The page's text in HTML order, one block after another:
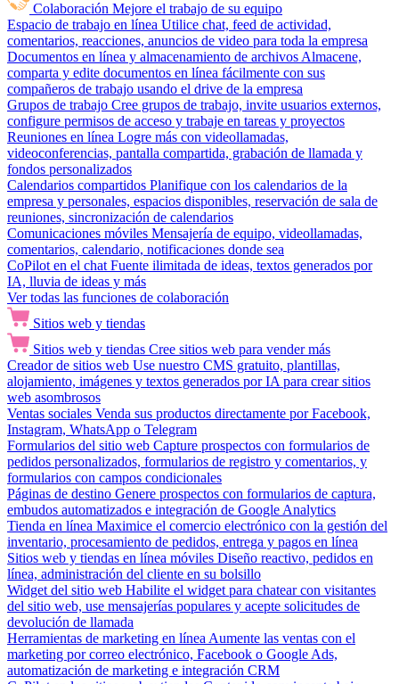
Colaboración Mejore el trabajo de su equipo
Espacio de trabajo en línea Utilice chat, feed de actividad,
comentarios, reacciones, anuncios de video para toda la empresa
Documentos en línea y almacenamiento de archivos Almacene,
comparta y edite documentos en línea fácilmente con sus
compañeros de trabajo usando el drive de la empresa
Grupos de trabajo Cree grupos de trabajo, invite usuarios externos,
configure permisos de acceso y trabaje en tareas y proyectos
Reuniones en línea Logre más con videollamadas,
videoconferencias, pantalla compartida, grabación de llamada y
fondos personalizados
Calendarios compartidos Planifique con los calendarios de la
empresa y personales, espacios disponibles, reservación de sala de
reuniones, sincronización de calendarios
Comunicaciones móviles Mensajería de equipo, videollamadas,
comentarios, calendario, notificaciones donde sea
CoPilot en el chat Fuente ilimitada de ideas, textos generados por
IA, lluvia de ideas y más
Ver todas las funciones de colaboración
Sitios web y tiendas
Sitios web y tiendas Cree sitios web para vender más
Creador de sitios web Use nuestro CMS gratuito, plantillas,
alojamiento, imágenes y textos generados por IA para crear sitios
web asombrosos
Ventas sociales Venda sus productos directamente por Facebook,
Instagram, WhatsApp o Telegram
Formularios del sitio web Capture prospectos con formularios de
pedidos personalizados, formularios de registro y comentarios, y
formularios con campos condicionales
Páginas de destino Genere prospectos con formularios de captura,
embudos automatizados e integración de Google Analytics
Tienda en línea Maximice el comercio electrónico con la gestión del
inventario, procesamiento de pedidos, entrega y pagos en línea
Sitios web y tiendas en línea móviles Diseño reactivo, pedidos en
línea, administración del cliente en su bolsillo
Widget del sitio web Habilite el widget para chatear con visitantes
del sitio web, use mensajerías populares y acepte solicitudes de
devolución de llamada
Herramientas de marketing en línea Aumente las ventas con el
marketing por correo electrónico, Facebook o Google Ads,
automatización de marketing e integración CRM